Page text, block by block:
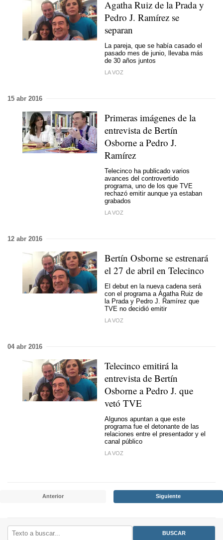
Agatha Ruiz de la Prada y
Pedro J. Ramírez se
separan
La pareja, que se había casado el
pasado mes de junio, llevaba más
de 30 años juntos
LA VOZ
15 abr 2016
Primeras imágenes de la
entrevista de Bertín
Osborne a Pedro J.
Ramírez
Telecinco ha publicado varios
avances del controvertido
programa, uno de los que TVE
rechazó emitir aunque ya estaban
grabados
LA VOZ
12 abr 2016
Bertín Osborne se estrenará
el 27 de abril en Telecinco
El debut en la nueva cadena será
con el programa a Ágatha Ruiz de
la Prada y Pedro J. Ramírez que
TVE no decidió emitir
LA VOZ
04 abr 2016
Telecinco emitirá la
entrevista de Bertín
Osborne a Pedro J. que
vetó TVE
Algunos apuntan a que este
programa fue el detonante de las
relaciones entre el presentador y el
canal público
LA VOZ
Anterior Siguiente